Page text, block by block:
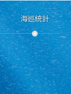
海巡統計